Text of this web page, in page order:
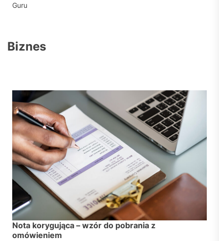
Guru
Biznes
Nota korygująca – wzór do pobrania z
omówieniem